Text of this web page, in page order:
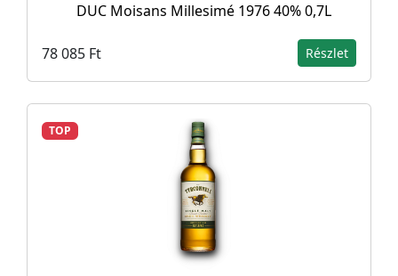
DUC Moisans Millesimé 1976 40% 0,7L
78 085 Ft Részlet
TOP